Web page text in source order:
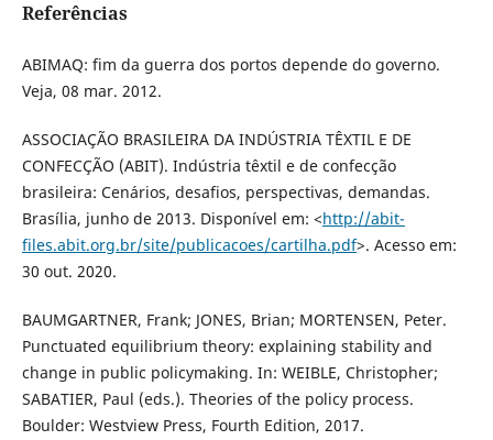
Referências
ABIMAQ: fim da guerra dos portos depende do governo.
Veja, 08 mar. 2012.
ASSOCIAÇÃO BRASILEIRA DA INDÚSTRIA TÊXTIL E DE
CONFECÇÃO (ABIT). Indústria têxtil e de confecção
brasileira: Cenários, desafios, perspectivas, demandas.
Brasília, junho de 2013. Disponível em: <http://abit-
files.abit.org.br/site/publicacoes/cartilha.pdf>. Acesso em:
30 out. 2020.
BAUMGARTNER, Frank; JONES, Brian; MORTENSEN, Peter.
Punctuated equilibrium theory: explaining stability and
change in public policymaking. In: WEIBLE, Christopher;
SABATIER, Paul (eds.). Theories of the policy process.
Boulder: Westview Press, Fourth Edition, 2017.